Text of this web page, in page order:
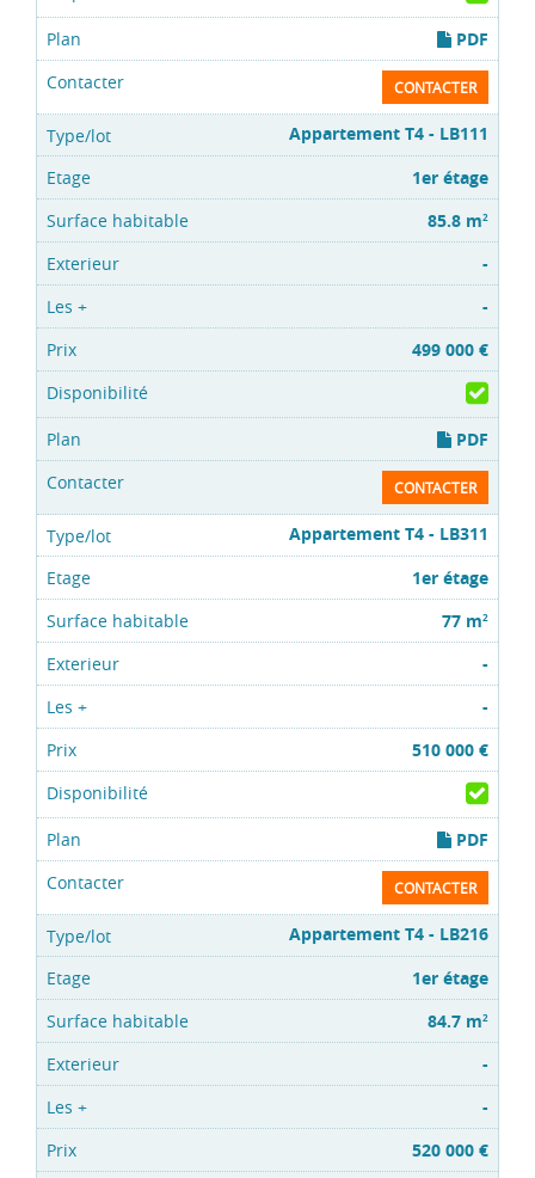
PDF
CONTACTER
Appartement T4 - LB111
1er étage
85.8 m2
-
-
499 000 €
PDF
CONTACTER
Appartement T4 - LB311
1er étage
77 m2
-
-
510 000 €
PDF
CONTACTER
Appartement T4 - LB216
1er étage
84.7 m2
-
-
520 000 €